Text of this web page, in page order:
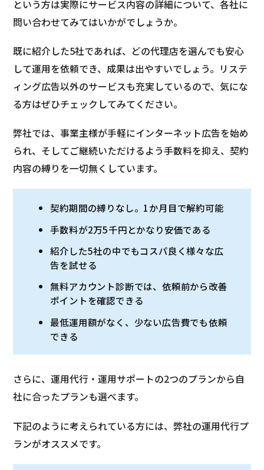
という方は実際にサービス内容の詳細について、各社に
問い合わせてみてはいかがでしょうか。
既に紹介した5社であれば、どの代理店を選んでも安心
して運用を依頼でき、成果は出やすいでしょう。リステ
ィング広告以外のサービスも充実しているので、気にな
る方はぜひチェックしてみてください。
弊社では、事業主様が手軽にインターネット広告を始め
られ、そしてご継続いただけるよう手数料を抑え、契約
内容の縛りを一切無くしています。
契約期間の縛りなし。1か月目で解約可能
手数料が2万5千円とかなり安価である
紹介した5社の中でもコスパ良く様々な広
告を試せる
無料アカウント診断では、依頼前から改善
ポイントを確認できる
最低運用額がなく、少ない広告費でも依頼
できる
さらに、運用代行・運用サポートの2つのプランから自
社に合ったプランも選べます。
下記のように考えられている方には、弊社の運用代行プ
ランがオススメです。